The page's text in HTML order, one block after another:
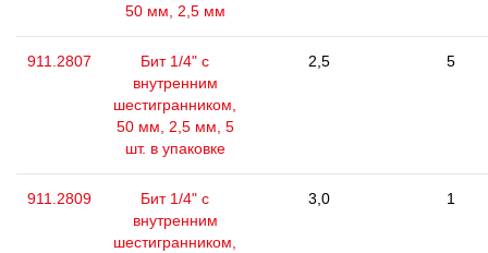
50 мм, 2,5 мм
911.2807
Бит 1/4" с
внутренним
шестигранником,
50 мм, 2,5 мм, 5
шт. в упаковке
2,5 5
911.2809
Бит 1/4" с
внутренним
шестигранником,
3,0 1